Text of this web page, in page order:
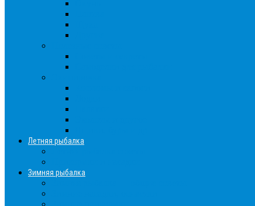
Летняя рыбалка
Зимняя рыбалка